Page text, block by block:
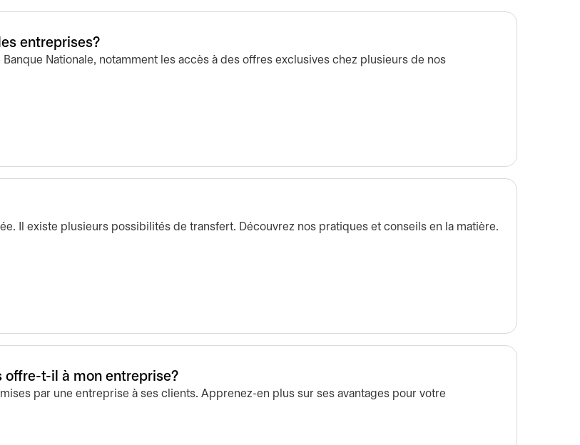
entreprises?
Nationale, notamment les accès à des offres exclusives chez plusieurs de nos
Il existe plusieurs possibilités de transfert. Découvrez nos pratiques et conseils en la matière.
offre-t-il à mon entreprise?
par une entreprise à ses clients. Apprenez-en plus sur ses avantages pour votre